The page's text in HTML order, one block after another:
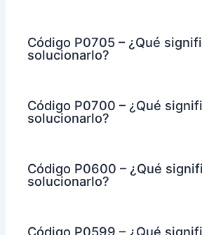
Código P0705 – ¿Qué
solucionarlo?
Código P0700 – ¿Qué
solucionarlo?
Código P0600 – ¿Qué
solucionarlo?
Código P0599 – ¿Qué